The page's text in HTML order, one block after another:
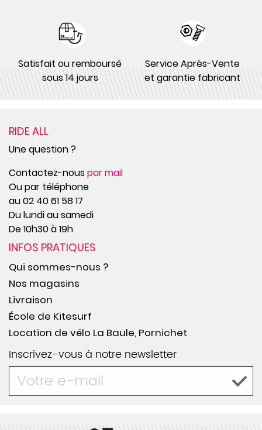
Satisfait ou remboursé
sous 14 jours
Service Après-Vente
et garantie fabricant
RIDE ALL
Une question ?
Contactez-nouspar mail
Ou par téléphone
au 02 40 61 58 17
Du lundi au samedi
De 10h30 à 19h
INFOS PRATIQUES
Qui sommes-nous ?
Nos magasins
Livraison
École de Kitesurf
Location de vélo La Baule, Pornichet
Inscrivez-vous à notre newsletter